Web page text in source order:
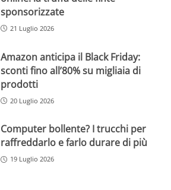
sponsorizzate
21 Luglio 2026
Amazon anticipa il Black Friday:
sconti fino all’80% su migliaia di
prodotti
20 Luglio 2026
Computer bollente? I trucchi per
raffreddarlo e farlo durare di più
19 Luglio 2026